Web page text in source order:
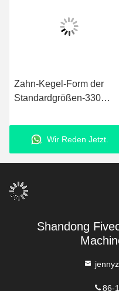
Zahn-Kegel-Form der
Standardgrößen-330
Construction Bucket
Wir Reden Jetzt.
Shandong
86-